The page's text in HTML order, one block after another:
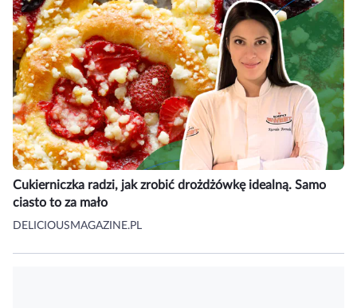
Cukierniczka radzi, jak zrobić drożdżówkę idealną. Samo
ciasto to za mało
DELICIOUSMAGAZINE.PL